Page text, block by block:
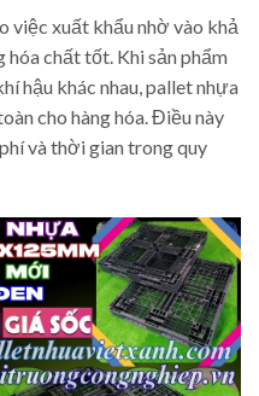
việc xuất khẩu nhờ vào khả
hóa chất tốt. Khi sản phẩm
hậu khác nhau, pallet nhựa
cho hàng hóa. Điều này
và thời gian trong quy